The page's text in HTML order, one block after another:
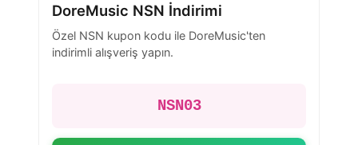
DoreMusic NSN İndirimi
Özel NSN kupon kodu ile DoreMusic'ten
indirimli alışveriş yapın.
NSN03